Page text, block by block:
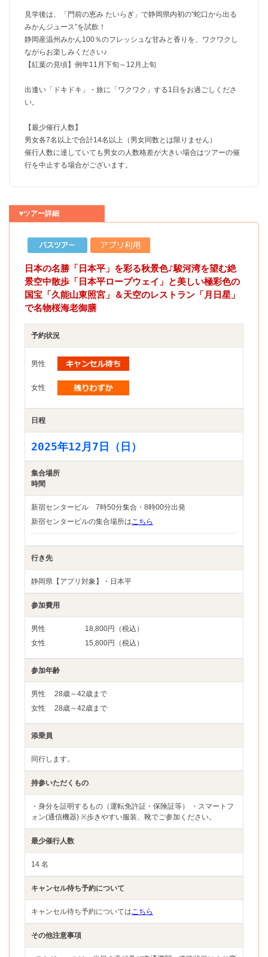
見学後は、「門前の恵み たいらぎ」で静岡県内初の“蛇口から出る
みかんジュース”を試飲！
静岡産温州みかん100％のフレッシュな甘みと香りを、ワクワクし
ながらお楽しみください♪
【紅葉の見頃】例年11月下旬～12月上旬
出逢い「ドキドキ」・旅に「ワクワク」する1日をお過ごしくださ
い。
【最少催行人数】
男女各7名以上で合計14名以上（男女同数とは限りません）
催行人数に達していても男女の人数格差が大きい場合はツアーの催
行を中止する場合がございます。
▼ツアー詳細
日本の名勝「日本平」を彩る秋景色♪駿河湾を望む絶
景空中散歩「日本平ロープウェイ」と美しい極彩色の
国宝「久能山東照宮」＆天空のレストラン「月日星」
で名物桜海老御膳
予約状況
男性
女性
日程
2025年12月7日（日）
集合場所
時間
新宿センタービル 7時50分集合・8時00分出発
新宿センタービルの集合場所は こちら
行き先
静岡県【アプリ対象】・日本平
参加費用
男性
18,800円（税込）
女性
15,800円（税込）
参加年齢
男性
28歳～42歳まで
女性
28歳～42歳まで
添乗員
同行します。
持参いただくもの
・身分を証明するもの（運転免許証・保険証等） ・スマートフ
ォン(通信機器) ※歩きやすい服装、靴でご参加ください。
最少催行人数
14 名
キャンセル待ち予約について
キャンセル待ち予約については こちら
その他注意事項